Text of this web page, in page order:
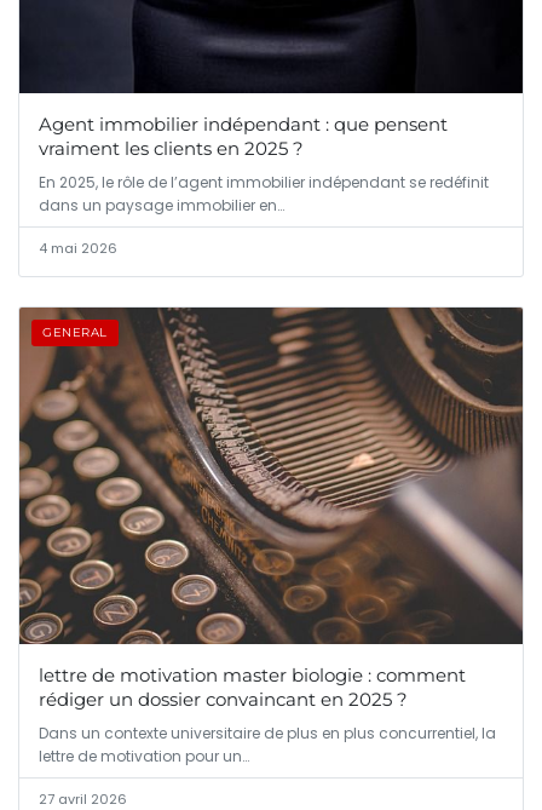
Agent immobilier indépendant : que pensent
vraiment les clients en 2025 ?
En 2025, le rôle de l’agent immobilier indépendant se redéfinit
dans un paysage immobilier en…
4 mai 2026
GENERAL
lettre de motivation master biologie : comment
rédiger un dossier convaincant en 2025 ?
Dans un contexte universitaire de plus en plus concurrentiel, la
lettre de motivation pour un…
27 avril 2026